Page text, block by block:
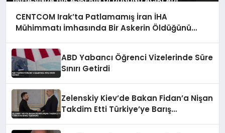
CENTCOM Irak’ta Patlamamış İran İHA
Mühimmatı İmhasında Bir Askerin Öldüğünü
ABD Yabancı Öğrenci Vizelerinde Süre
Sınırı Getirdi
Zelenskiy Kiev’de Bakan Fidan’a Nişan
Takdim Etti Türkiye’ye Barış